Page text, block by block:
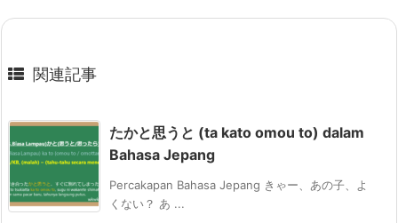
関連記事
たかと思うと (ta kato omou to) dalam
Bahasa Jepang
Percakapan Bahasa Jepang きゃー、あの子、よ
くない？ あ ...